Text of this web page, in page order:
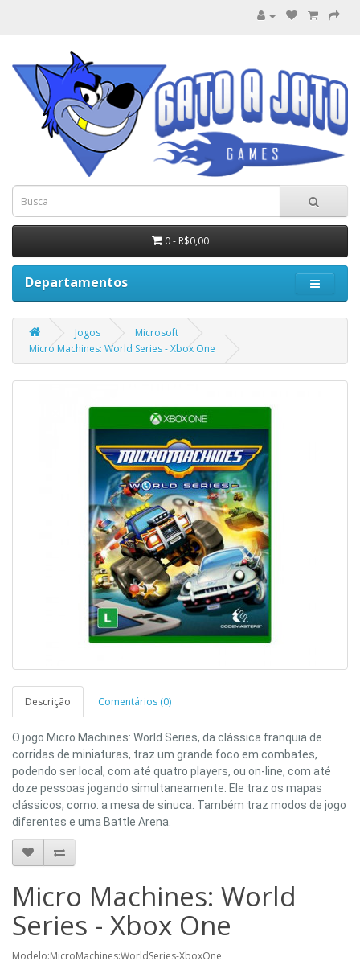
0 - R$0,00
Departamentos
Jogos
Microsoft
Micro Machines: World Series - Xbox One
Descrição Comentários (0)
O jogo Micro Machines: World Series, da clássica franquia de
corridas de miniaturas, traz um grande foco em combates,
podendo ser local, com até quatro players, ou on-line, com até
doze pessoas jogando simultaneamente. Ele traz os mapas
clássicos, como: a mesa de sinuca. Também traz modos de jogo
diferentes e uma Battle Arena.
Micro Machines: World
Series - Xbox One
Modelo:MicroMachines:WorldSeries-XboxOne